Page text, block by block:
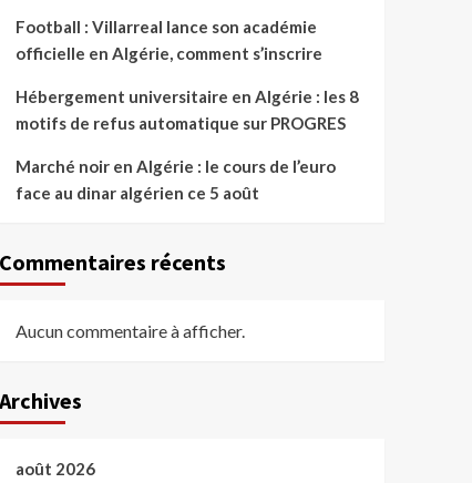
Football : Villarreal lance son académie
officielle en Algérie, comment s’inscrire
Hébergement universitaire en Algérie : les 8
motifs de refus automatique sur PROGRES
Marché noir en Algérie : le cours de l’euro
face au dinar algérien ce 5 août
Commentaires récents
Aucun commentaire à afficher.
Archives
août 2026